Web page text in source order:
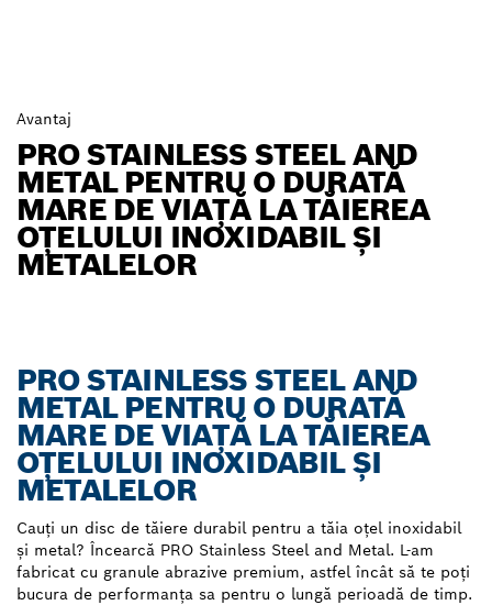
Avantaj
PRO STAINLESS STEEL AND
METAL PENTRU O DURATĂ
MARE DE VIAȚĂ LA TĂIEREA
OȚELULUI INOXIDABIL ȘI
METALELOR
PRO STAINLESS STEEL AND
METAL PENTRU O DURATĂ
MARE DE VIAȚĂ LA TĂIEREA
OȚELULUI INOXIDABIL ȘI
METALELOR
Cauți un disc de tăiere durabil pentru a tăia oțel inoxidabil
și metal? Încearcă PRO Stainless Steel and Metal. L-am
fabricat cu granule abrazive premium, astfel încât să te poți
bucura de performanța sa pentru o lungă perioadă de timp.